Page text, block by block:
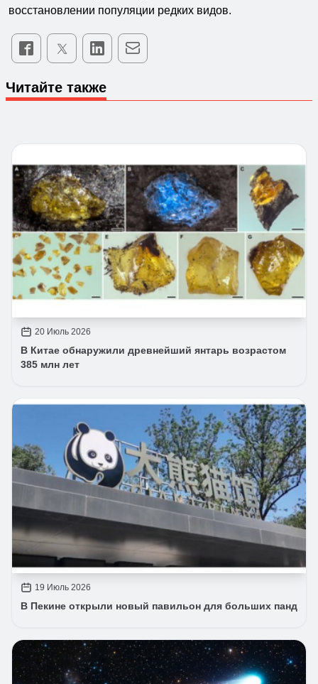
восстановлении популяции редких видов.
Читайте также
20 Июль 2026
В Китае обнаружили древнейший янтарь возрастом
385 млн лет
19 Июль 2026
В Пекине открыли новый павильон для больших панд